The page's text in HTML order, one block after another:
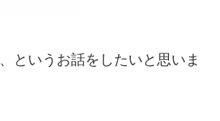
、というお話をしたいと思いま